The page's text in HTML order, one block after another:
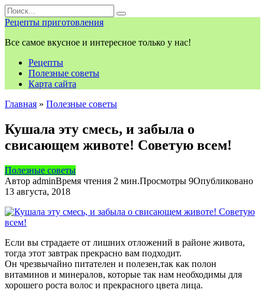
Перейти
к
контенту
Search
for:
Рецепты приготовления
Все самое вкусное и интересное только у нас!
Рецепты
Полезные советы
Карта сайта
Главная » Полезные советы
Кушала эту смесь, и забыла о
свисающем животе! Советую всем!
Полезные советы
Автор adminВремя чтения 2 мин.Просмотры 9Опубликовано
13 августа, 2018
Если вы страдаете от лишних отложений в районе живота,
тогда этот завтрак прекрасно вам подходит.
Он чрезвычайно питателен и полезен,так как полон
витаминов и минералов, которые так нам необходимы для
хорошего роста волос и прекрасного цвета лица.